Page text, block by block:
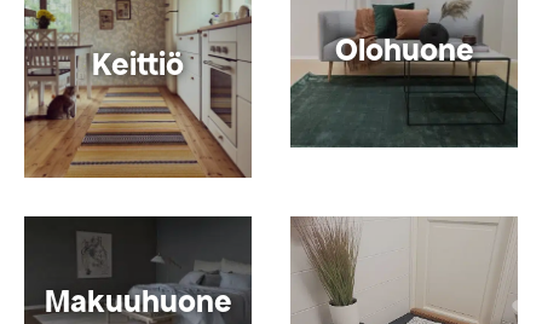
Keittiö Olohuone
Makuuhuone